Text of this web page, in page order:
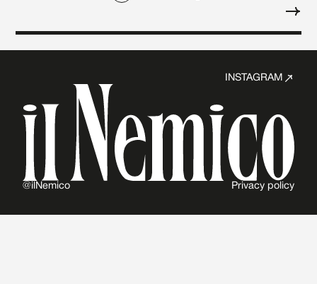
INSTAGRAM
@ilNemico Privacy policy